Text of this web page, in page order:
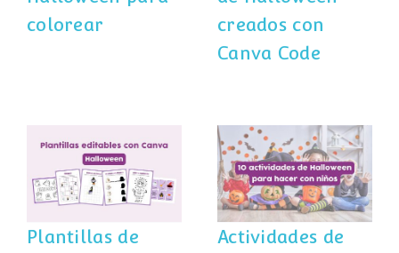
colorear
creados con
Canva Code
Plantillas de
Halloween en
Canva
Plantillas de
Actividades de
Halloween para
hacer con niños
Actividades de